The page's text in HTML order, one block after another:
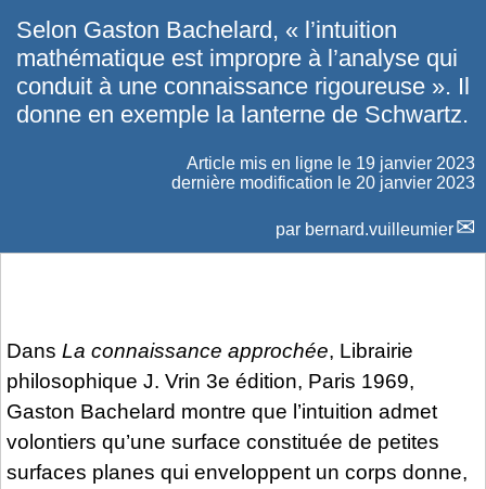
Selon Gaston Bachelard, « l’intuition
mathématique est impropre à l’analyse qui
conduit à une connaissance rigoureuse ». Il
donne en exemple la lanterne de Schwartz.
Article mis en ligne le 19 janvier 2023
dernière modification le 20 janvier 2023
par bernard.vuilleumier
Dans La connaissance approchée, Librairie
philosophique J. Vrin 3e édition, Paris 1969,
Gaston Bachelard montre que l’intuition admet
volontiers qu’une surface constituée de petites
surfaces planes qui enveloppent un corps donne,